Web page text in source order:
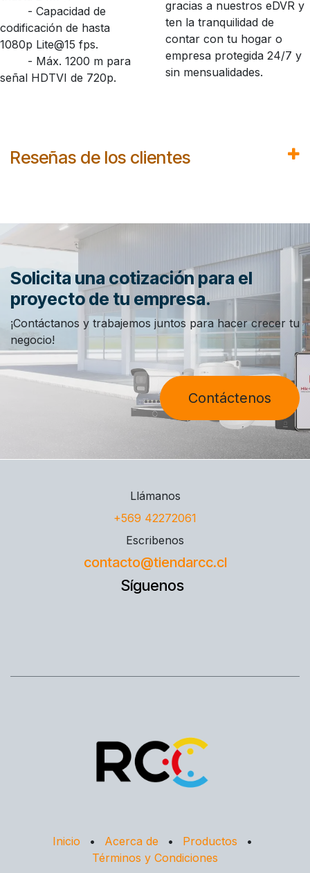
​- Capacidad de
codificación de hasta
1080p Lite@15 fps.
​- Máx. 1200 m para
señal HDTVI de 720p.
gracias a nuestros eDVR y
ten la tranquilidad de
contar con tu hogar o
empresa protegida 24/7 y
sin mensualidades.
Reseñas de los clientes
Solicita una cotización para el
proyecto de tu empresa.
¡Contáctanos y trabajemos juntos para hacer crecer tu
negocio!
Contáctenos
Llámanos
+569 42272061
Escribenos
contacto@tiendarcc.cl
Síguenos
Inicio • Acerca de • Productos
•
Términos y Condiciones